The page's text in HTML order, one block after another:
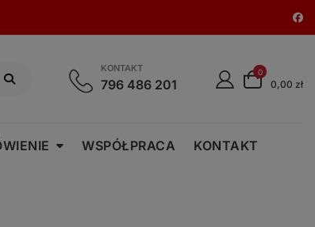
KONTAKT
796 486 201
0
0,00 zł
WSPÓŁPRACA KONTAKT